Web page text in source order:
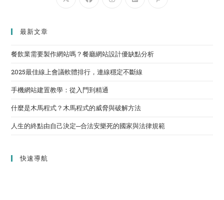
最新文章
餐飲業需要製作網站嗎？餐廳網站設計優缺點分析
2025最佳線上會議軟體排行，連線穩定不斷線
手機網站建置教學：從入門到精通
什麼是木馬程式？木馬程式的威脅與破解方法
人生的終點由自己決定─合法安樂死的國家與法律規範
快速導航